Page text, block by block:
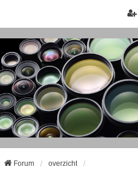
Forum overzicht